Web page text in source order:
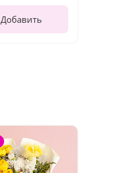
Добавить